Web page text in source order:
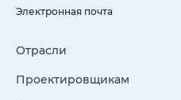
Электронная почта
Отрасли
Проектировщикам